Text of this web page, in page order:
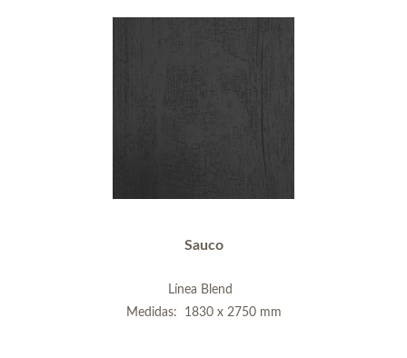
Sauco
Línea Blend
Medidas: 1830 x 2750 mm